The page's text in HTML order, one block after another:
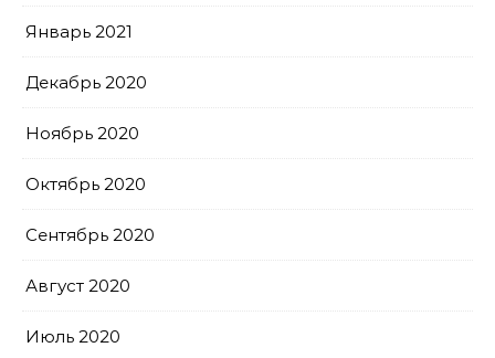
Январь 2021
Декабрь 2020
Ноябрь 2020
Октябрь 2020
Сентябрь 2020
Август 2020
Июль 2020